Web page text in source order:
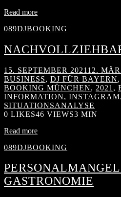
Read more
089DJBOOKING
15. SEPTEMBER 2021 12.
BUSINESS, DJ FÜR BAYERN,
BOOKING MÜNCHEN, 2021 ,
INFORMATION, INSTAGRAM,
SITUATIONSANALYSE
0 LIKES46 VIEWS3 MIN
Read more
089DJBOOKING
GASTRONOMIE